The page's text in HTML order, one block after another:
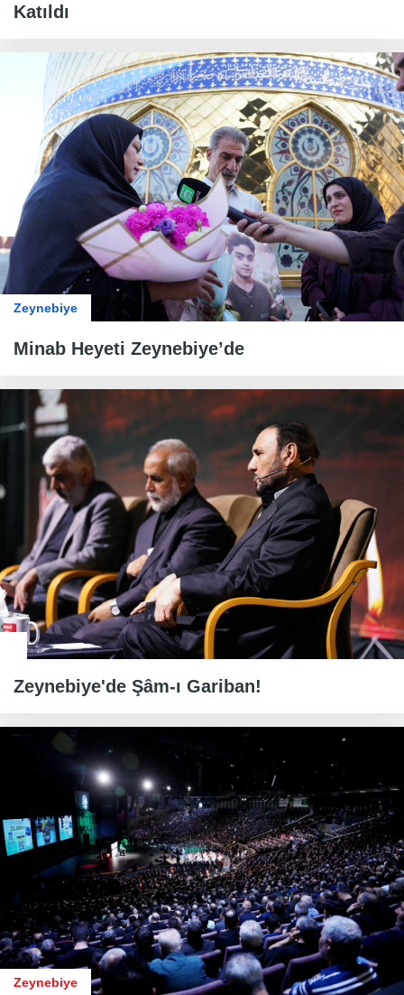
Katıldı
Zeynebiye
Minab Heyeti Zeynebiye’de
Zeynebiye'de Şâm-ı Gariban!
Zeynebiye